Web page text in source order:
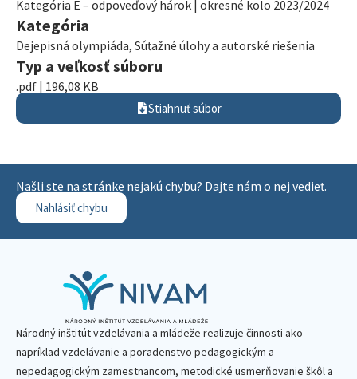
Kategória E – odpoveďový hárok | okresné kolo 2023/2024
Kategória
Dejepisná olympiáda, Súťažné úlohy a autorské riešenia
Typ a veľkosť súboru
.pdf | 196,08 KB
Stiahnuť súbor
Našli ste na stránke nejakú chybu? Dajte nám o nej vedieť.
Nahlásiť chybu
Národný inštitút vzdelávania a mládeže realizuje činnosti ako
napríklad vzdelávanie a poradenstvo pedagogickým a
nepedagogickým zamestnancom, metodické usmerňovanie škôl a